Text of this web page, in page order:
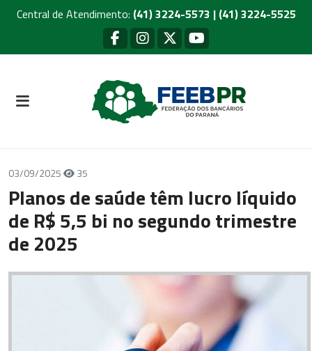
Central de Atendimento: (41) 3224-5573 | (41) 3224-5525
03/09/2025 35
Planos de saúde têm lucro líquido
de R$ 5,5 bi no segundo trimestre
de 2025